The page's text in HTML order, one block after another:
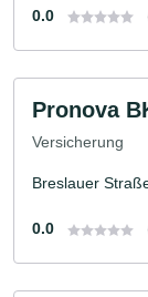
0.0
Pronova
Versicherung
Breslauer
0.0